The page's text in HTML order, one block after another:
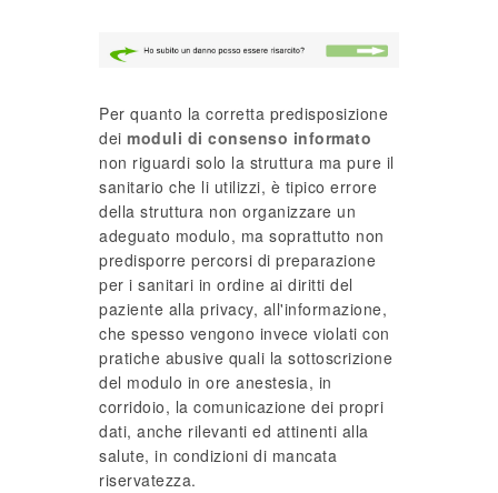
Per quanto la corretta predisposizione
dei moduli di consenso informato
non riguardi solo la struttura ma pure il
sanitario che li utilizzi, è tipico errore
della struttura non organizzare un
adeguato modulo, ma soprattutto non
predisporre percorsi di preparazione
per i sanitari in ordine ai diritti del
paziente alla privacy, all'informazione,
che spesso vengono invece violati con
pratiche abusive quali la sottoscrizione
del modulo in ore anestesia, in
corridoio, la comunicazione dei propri
dati, anche rilevanti ed attinenti alla
salute, in condizioni di mancata
riservatezza.